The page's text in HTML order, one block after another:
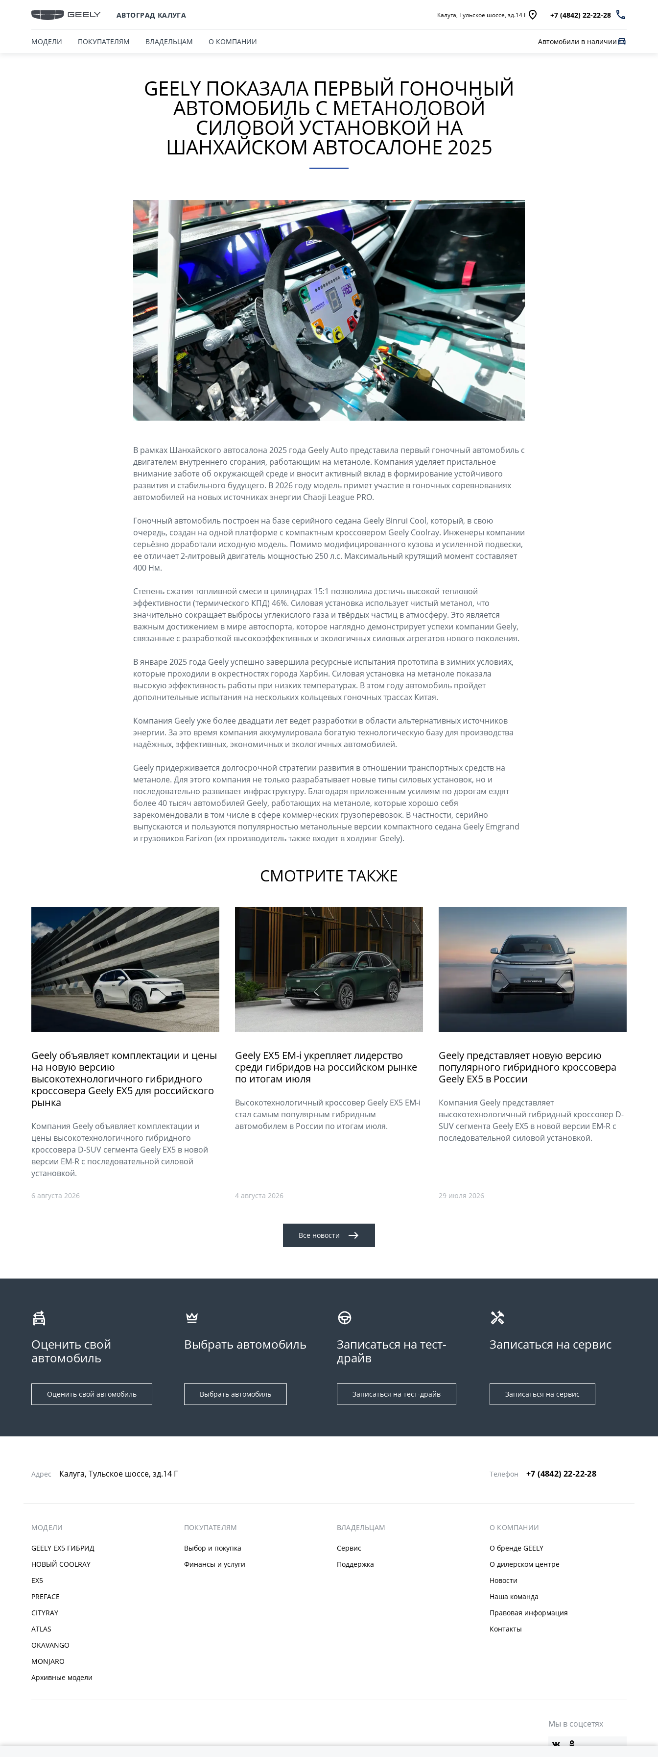
АВТОГРАД КАЛУГА Калуга, Тульское шоссе, зд.14 Г +7 (4842) 22-22-28
МОДЕЛИ ПОКУПАТЕЛЯМ ВЛАДЕЛЬЦАМ О КОМПАНИИ Автомобили в наличии
GEELY ПОКАЗАЛА ПЕРВЫЙ ГОНОЧНЫЙ
АВТОМОБИЛЬ С МЕТАНОЛОВОЙ
СИЛОВОЙ УСТАНОВКОЙ НА
ШАНХАЙСКОМ АВТОСАЛОНЕ 2025
В рамках Шанхайского автосалона 2025 года Geely Auto представила первый гоночный автомобиль с
двигателем внутреннего сгорания, работающим на метаноле. Компания уделяет пристальное
внимание заботе об окружающей среде и вносит активный вклад в формирование устойчивого
развития и стабильного будущего. В 2026 году модель примет участие в гоночных соревнованиях
автомобилей на новых источниках энергии Chaoji League PRO.
Гоночный автомобиль построен на базе серийного седана Geely Binrui Cool, который, в свою
очередь, создан на одной платформе с компактным кроссовером Geely Coolray. Инженеры компании
серьёзно доработали исходную модель. Помимо модифицированного кузова и усиленной подвески,
ее отличает 2-литровый двигатель мощностью 250 л.с. Максимальный крутящий момент составляет
400 Нм.
Степень сжатия топливной смеси в цилиндрах 15:1 позволила достичь высокой тепловой
эффективности (термического КПД) 46%. Силовая установка использует чистый метанол, что
значительно сокращает выбросы углекислого газа и твёрдых частиц в атмосферу. Это является
важным достижением в мире автоспорта, которое наглядно демонстрирует успехи компании Geely,
связанные с разработкой высокоэффективных и экологичных силовых агрегатов нового поколения.
В январе 2025 года Geely успешно завершила ресурсные испытания прототипа в зимних условиях,
которые проходили в окрестностях города Харбин. Силовая установка на метаноле показала
высокую эффективность работы при низких температурах. В этом году автомобиль пройдет
дополнительные испытания на нескольких кольцевых гоночных трассах Китая.
Компания Geely уже более двадцати лет ведет разработки в области альтернативных источников
энергии. За это время компания аккумулировала богатую технологическую базу для производства
надёжных, эффективных, экономичных и экологичных автомобилей.
Geely придерживается долгосрочной стратегии развития в отношении транспортных средств на
метаноле. Для этого компания не только разрабатывает новые типы силовых установок, но и
последовательно развивает инфраструктуру. Благодаря приложенным усилиям по дорогам ездят
более 40 тысяч автомобилей Geely, работающих на метаноле, которые хорошо себя
зарекомендовали в том числе в сфере коммерческих грузоперевозок. В частности, серийно
выпускаются и пользуются популярностью метанольные версии компактного седана Geely Emgrand
и грузовиков Farizon (их производитель также входит в холдинг Geely).
СМОТРИТЕ ТАКЖЕ
Geely объявляет комплектации и цены
на новую версию
высокотехнологичного гибридного
кроссовера Geely EX5 для российского
рынка
Компания Geely объявляет комплектации и
цены высокотехнологичного гибридного
кроссовера D-SUV сегмента Geely EX5 в новой
версии EM-R с последовательной силовой
установкой.
6 августа 2026
Geely EX5 EM-i укрепляет лидерство
среди гибридов на российском рынке
по итогам июля
Высокотехнологичный кроссовер Geely EX5 EM-i
стал самым популярным гибридным
автомобилем в России по итогам июля.
4 августа 2026
Geely представляет новую версию
популярного гибридного кроссовера
Geely EX5 в России
Компания Geely представляет
высокотехнологичный гибридный кроссовер D-
SUV сегмента Geely EX5 в новой версии EM-R с
последовательной силовой установкой.
29 июля 2026
Все новости
Оценить свой
автомобиль
Оценить свой автомобиль
Выбрать автомобиль
Выбрать автомобиль
Записаться на тест-
драйв
Записаться на тест-драйв
Записаться на сервис
Записаться на сервис
Адрес Калуга, Тульское шоссе, зд.14 Г Телефон +7 (4842) 22-22-28
МОДЕЛИ
GEELY EX5 ГИБРИД
НОВЫЙ COOLRAY
EX5
PREFACE
CITYRAY
ATLAS
OKAVANGO
MONJARO
Архивные модели
ПОКУПАТЕЛЯМ
Выбор и покупка
Финансы и услуги
ВЛАДЕЛЬЦАМ
Сервис
Поддержка
О КОМПАНИИ
О бренде GEELY
О дилерском центре
Новости
Наша команда
Правовая информация
Контакты
Мы в соцсетях